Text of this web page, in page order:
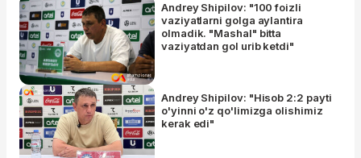
Andrey Shipilov: "100 foizli
vaziyatlarni golga aylantira
olmadik. "Mashal" bitta
vaziyatdan gol urib ketdi"
Andrey Shipilov: "Hisob 2:2 payti
o'yinni o'z qo'limizga olishimiz
kerak edi"